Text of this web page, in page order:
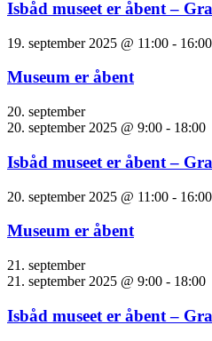
Isbåd museet er åbent –
19. september 2025 @ 11:00 - 16:00
Museum er åbent
20. september
20. september 2025 @ 9:00 - 18:00
Isbåd museet er åbent –
20. september 2025 @ 11:00 - 16:00
Museum er åbent
21. september
21. september 2025 @ 9:00 - 18:00
Isbåd museet er åbent –